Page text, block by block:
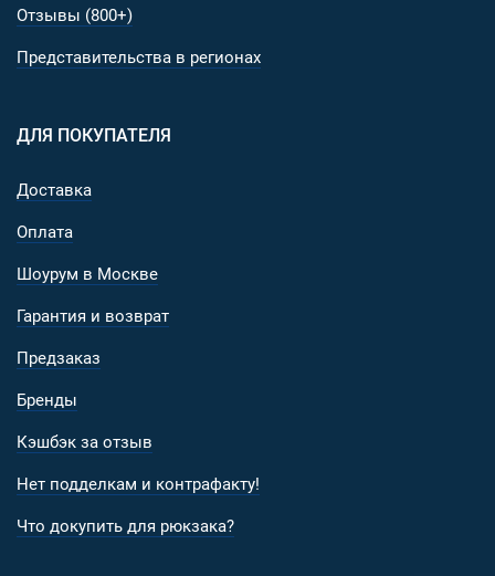
Отзывы (800+)
Представительства в регионах
ДЛЯ ПОКУПАТЕЛЯ
Доставка
Оплата
Шоурум в Москве
Гарантия и возврат
Предзаказ
Бренды
Кэшбэк за отзыв
Нет подделкам и контрафакту!
Что докупить для рюкзака?